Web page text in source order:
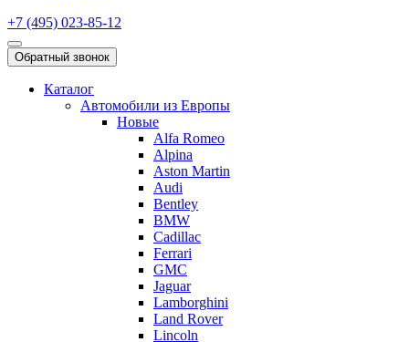
+7 (495) 023-85-12
Обратный звонок
Каталог
Автомобили из Европы
Новые
Alfa Romeo
Alpina
Aston Martin
Audi
Bentley
BMW
Cadillac
Ferrari
GMC
Jaguar
Lamborghini
Land Rover
Lincoln